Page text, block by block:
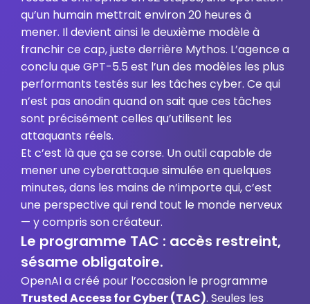
qu’un humain mettrait environ 20 heures à
mener. Il devient ainsi le deuxième modèle à
franchir ce cap, juste derrière Mythos. L’agence a
conclu que GPT-5.5 est l’un des modèles les plus
performants testés sur les tâches cyber. Ce qui
n’est pas anodin quand on sait que ces tâches
sont précisément celles qu’utilisent les
attaquants réels.
Et c’est là que ça se corse. Un outil capable de
mener une cyberattaque simulée en quelques
minutes, dans les mains de n’importe qui, c’est
une perspective qui rend tout le monde nerveux
— y compris son créateur.
Le programme TAC : accès restreint,
sésame obligatoire.
OpenAI a créé pour l’occasion le programme
Trusted Access for Cyber (TAC). Seules les